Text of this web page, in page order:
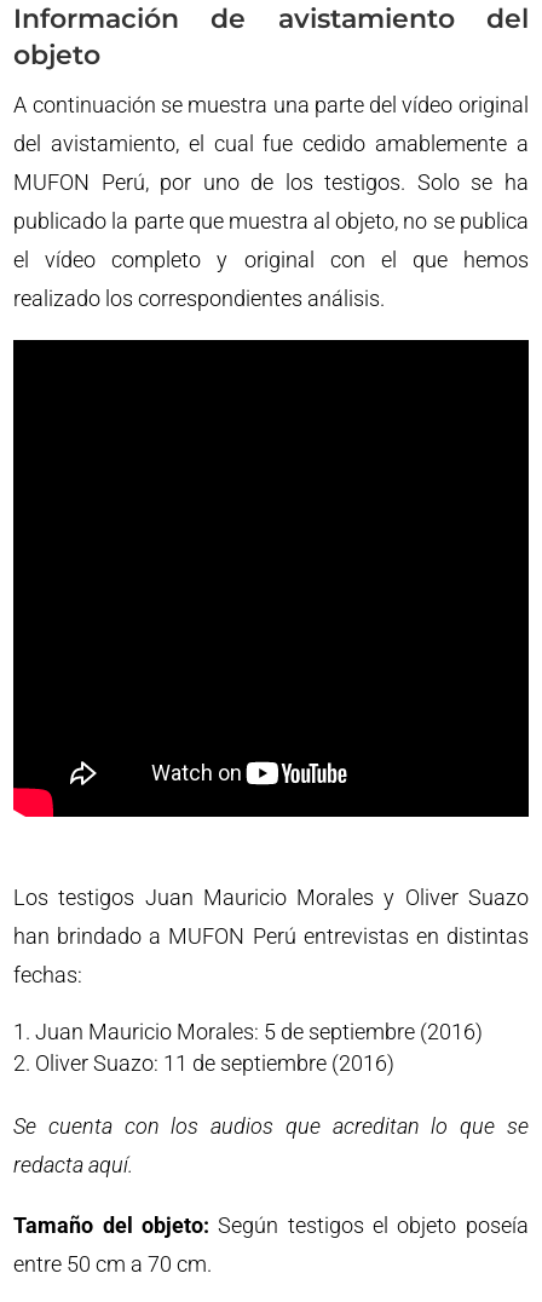
Información de avistamiento del
objeto
A continuación se muestra una parte del vídeo original
del avistamiento, el cual fue cedido amablemente a
MUFON Perú, por uno de los testigos. Solo se ha
publicado la parte que muestra al objeto, no se publica
el vídeo completo y original con el que hemos
realizado los correspondientes análisis.
Los testigos Juan Mauricio Morales y Oliver Suazo
han brindado a MUFON Perú entrevistas en distintas
fechas:
Juan Mauricio Morales: 5 de septiembre (2016)
Oliver Suazo: 11 de septiembre (2016)
Se cuenta con los audios que acreditan lo que se
redacta aquí.
Tamaño del objeto: Según testigos el objeto poseía
entre 50 cm a 70 cm.